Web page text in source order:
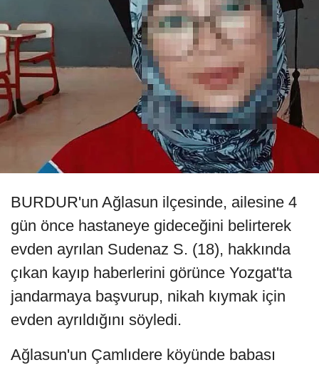
BURDUR'un Ağlasun ilçesinde, ailesine 4
gün önce hastaneye gideceğini belirterek
evden ayrılan Sudenaz S. (18), hakkında
çıkan kayıp haberlerini görünce Yozgat'ta
jandarmaya başvurup, nikah kıymak için
evden ayrıldığını söyledi.
Ağlasun'un Çamlıdere köyünde babası